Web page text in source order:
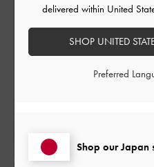
Shop our Japan
delivered within United
SHOP UNITED
Preferred